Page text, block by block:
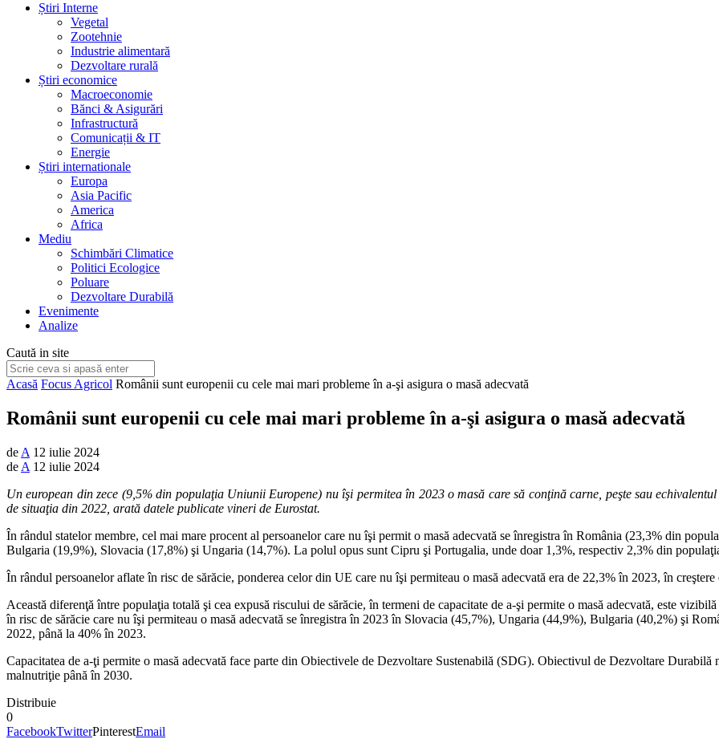
Știri Interne
Vegetal
Zootehnie
Industrie alimentară
Dezvoltare rurală
Știri economice
Macroeconomie
Bănci & Asigurări
Infrastructură
Comunicații & IT
Energie
Știri internationale
Europa
Asia Pacific
America
Africa
Mediu
Schimbări Climatice
Politici Ecologice
Poluare
Dezvoltare Durabilă
Evenimente
Analize
Caută in site
Acasă Focus Agricol Românii sunt europenii cu cele mai mari probleme în a-şi asigura o masă adecvată
Românii sunt europenii cu cele mai mari probleme în a-şi asigura o masă adecvată
de A 12 iulie 2024
de A 12 iulie 2024
Un european din zece (9,5% din populaţia Uniunii Europene) nu îşi permitea în 2023 o masă care să conţină carne, peşte sau
de situaţia din 2022, arată datele publicate vineri de Eurostat.
În rândul statelor membre, cel mai mare procent al persoanelor care nu îşi permit o masă adecvată se înregistra în România (23,3% din
Bulgaria (19,9%), Slovacia (17,8%) şi Ungaria (14,7%). La polul opus sunt Cipru şi Portugalia, unde doar 1,3%, respectiv 2,3% din
În rândul persoanelor aflate în risc de sărăcie, ponderea celor din UE care nu îşi permiteau o masă adecvată era de 22,3% în 2023, în
Această diferenţă între populaţia totală şi cea expusă riscului de sărăcie, în termeni de capacitate de a-şi permite o masă adecvată, este
în risc de sărăcie care nu îşi permiteau o masă adecvată se înregistra în 2023 în Slovacia (45,7%), Ungaria (44,9%), Bulgaria (40,2%) şi
2022, până la 40% în 2023.
Capacitatea de a-ţi permite o masă adecvată face parte din Obiectivele de Dezvoltare Sustenabilă (SDG). Obiectivul de Dezvoltare
malnutriţie până în 2030.
Distribuie
0
FacebookTwitterPinterestEmail